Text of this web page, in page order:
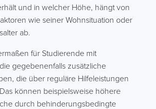
und in welcher Höhe, hängt von
wie seiner Wohnsituation oder
ab.
für Studierende mit
gegebenenfalls zusätzliche
die über reguläre Hilfeleistungen
können beispielsweise höhere
durch behinderungsbedingte